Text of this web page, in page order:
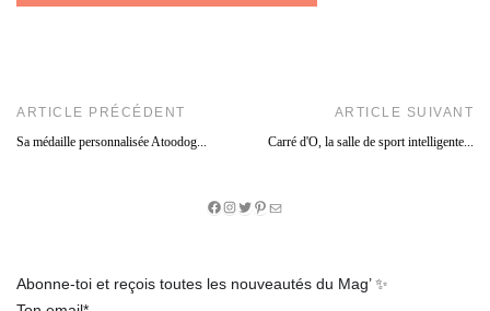
ARTICLE PRÉCÉDENT
Sa médaille personnalisée Atoodog...
ARTICLE SUIVANT
Carré d'O, la salle de sport intelligente...
Facebook
Instagram
Twitter
Pinterest
E-
Abonne-toi et reçois toutes les nouveautés du Mag’ ✨